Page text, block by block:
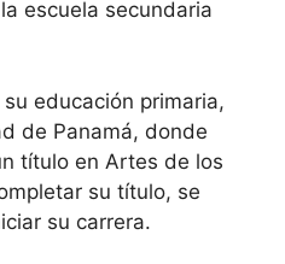
escuela secundaria
educación primaria,
de Panamá, donde
título en Artes de los
su título, se
su carrera.